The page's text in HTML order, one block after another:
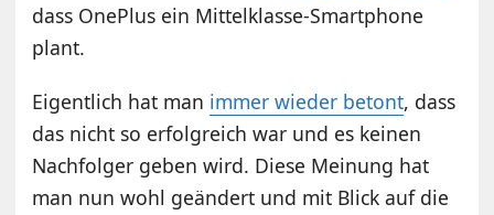
dass OnePlus ein Mittelklasse-Smartphone
plant.
Eigentlich hat man immer wieder betont, dass
das nicht so erfolgreich war und es keinen
Nachfolger geben wird. Diese Meinung hat
man nun wohl geändert und mit Blick auf die